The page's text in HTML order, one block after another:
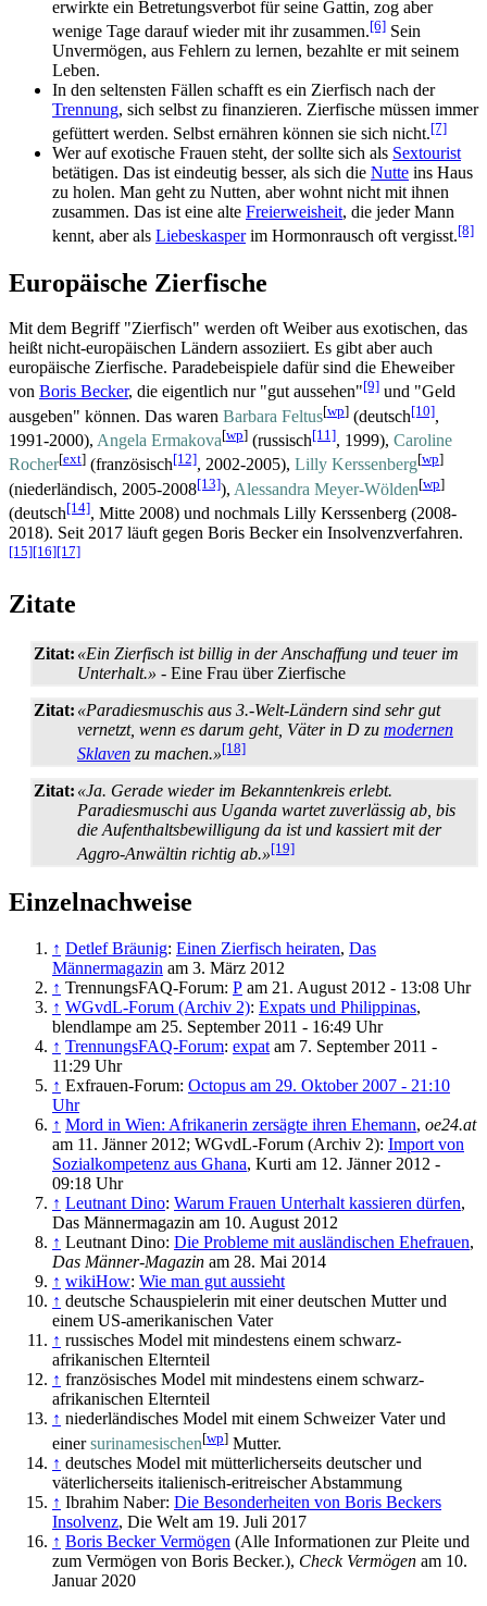
erwirkte ein Betretungs­verbot für seine Gattin, zog aber
wenige Tage darauf wieder mit ihr zusammen.[6] Sein
Unvermögen, aus Fehlern zu lernen, bezahlte er mit seinem
Leben.
In den seltensten Fällen schafft es ein Zierfisch nach der
Trennung, sich selbst zu finanzieren. Zierfische müssen immer
gefüttert werden. Selbst ernähren können sie sich nicht.[7]
Wer auf exotische Frauen steht, der sollte sich als Sextourist
betätigen. Das ist eindeutig besser, als sich die Nutte ins Haus
zu holen. Man geht zu Nutten, aber wohnt nicht mit ihnen
zusammen. Das ist eine alte Freierweisheit, die jeder Mann
kennt, aber als Liebeskasperim Hormon­rausch oft vergisst.[8]
Europäische Zierfische
Mit dem Begriff "Zierfisch" werden oft Weiber aus exotischen, das
heißt nicht-europäischen Ländern assoziiert. Es gibt aber auch
europäische Zierfische. Parade­beispiele dafür sind die Eheweiber
von Boris Becker, die eigentlich nur "gut aussehen"[9] und "Geld
ausgeben" können. Das waren Barbara Feltus[wp] (deutsch[10],
1991-2000), Angela Ermakova[wp] (russisch[11], 1999), Caroline
Rocher[ext] (französisch[12], 2002-2005), Lilly Kerssenberg[wp]
(niederländisch, 2005-2008[13]), Alessandra Meyer-Wölden[wp]
(deutsch[14], Mitte 2008) und nochmals Lilly Kerssenberg (2008-
2018). Seit 2017 läuft gegen Boris Becker ein Insolvenz­verfahren.
[15][16][17]
Zitate
Zitat: «Ein Zierfisch ist billig in der Anschaffung und teuer im
Unterhalt.» - Eine Frau über Zierfische
Zitat: «Paradiesmuschis aus 3.-Welt-Ländern sind sehr gut
vernetzt, wenn es darum geht, Väter in D zu modernen
Sklaven zu machen.»[18]
Zitat: «Ja. Gerade wieder im Bekanntenkreis erlebt.
Paradiesmuschi aus Uganda wartet zuverlässig ab, bis
die Aufenthalts­bewilligung da ist und kassiert mit der
Aggro-Anwältin richtig ab.»[19]
Einzelnachweise
↑ Detlef Bräunig: Einen Zierfisch heiraten, Das
Männermagazin am 3. März 2012
↑ TrennungsFAQ-Forum: P am 21. August 2012 - 13:08 Uhr
↑ WGvdL-Forum (Archiv 2): Expats und Philippinas,
blendlampe am 25. September 2011 - 16:49 Uhr
↑ TrennungsFAQ-Forum: expat am 7. September 2011 -
11:29 Uhr
↑ Exfrauen-Forum: Octopus am 29. Oktober 2007 - 21:10
Uhr
↑ Mord in Wien: Afrikanerin zersägte ihren Ehemann, oe24.at
am 11. Jänner 2012; WGvdL-Forum (Archiv 2): Import von
Sozialkompetenz aus Ghana, Kurti am 12. Jänner 2012 -
09:18 Uhr
↑ Leutnant Dino: Warum Frauen Unterhalt kassieren dürfen,
Das Männermagazin am 10. August 2012
↑ Leutnant Dino: Die Probleme mit ausländischen Ehefrauen,
Das Männer-Magazin am 28. Mai 2014
↑ wikiHow: Wie man gut aussieht
↑ deutsche Schauspielerin mit einer deutschen Mutter und
einem US-amerikanischen Vater
↑ russisches Model mit mindestens einem schwarz­
afrikanischen Elternteil
↑ französisches Model mit mindestens einem schwarz­
afrikanischen Elternteil
↑ niederländisches Model mit einem Schweizer Vater und
einersurinamesischen[wp] Mutter.
↑ deutsches Model mit mütterlicherseits deutscher und
väterlicherseits italienisch-eritreischer Abstammung
↑ Ibrahim Naber: Die Besonderheiten von Boris Beckers
Insolvenz, Die Welt am 19. Juli 2017
↑ Boris Becker Vermögen (Alle Informationen zur Pleite und
zum Vermögen von Boris Becker.), Check Vermögen am 10.
Januar 2020